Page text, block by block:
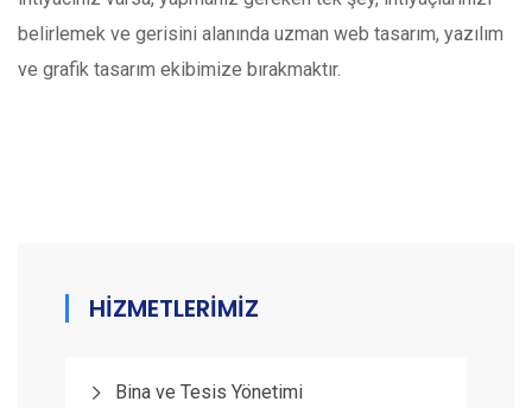
belirlemek ve gerisini alanında uzman web tasarım, yazılım
ve grafik tasarım ekibimize bırakmaktır.
HİZMETLERİMİZ
Bina ve Tesis Yönetimi